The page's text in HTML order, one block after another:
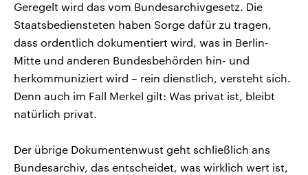
Geregelt wird das vom Bundesarchivgesetz. Die
Staatsbediensteten haben Sorge dafür zu tragen,
dass ordentlich dokumentiert wird, was in Berlin-
Mitte und anderen Bundesbehörden hin- und
herkommuniziert wird – rein dienstlich, versteht sich.
Denn auch im Fall Merkel gilt: Was privat ist, bleibt
natürlich privat.
Der übrige Dokumentenwust geht schließlich ans
Bundesarchiv, das entscheidet, was wirklich wert ist,